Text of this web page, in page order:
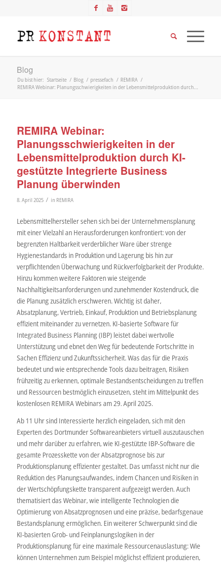
Blog
Du bist hier: Startseite / Blog / pressefach / REMIRA /
REMIRA Webinar: Planungsschwierigkeiten in der Lebensmittelproduktion durch...
REMIRA Webinar:
Planungsschwierigkeiten in der
Lebensmittelproduktion durch KI-
gestützte Integrierte Business
Planung überwinden
8. April 2025 / in REMIRA
Lebensmittelhersteller sehen sich bei der Unternehmensplanung
mit einer Vielzahl an Herausforderungen konfrontiert: von der
begrenzten Haltbarkeit verderblicher Ware über strenge
Hygienestandards in Produktion und Lagerung bis hin zur
verpflichtenden Überwachung und Rückverfolgbarkeit der Produkte.
Hinzu kommen weitere Faktoren wie steigende
Nachhaltigkeitsanforderungen und zunehmender Kostendruck, die
die Planung zusätzlich erschweren. Wichtig ist daher,
Absatzplanung, Vertrieb, Einkauf, Produktion und Betriebsplanung
effizient miteinander zu vernetzen. KI-basierte Software für
Integrated Business Planning (IBP) leistet dabei wertvolle
Unterstützung und ebnet den Weg für bedeutende Fortschritte in
Sachen Effizienz und Zukunftssicherheit. Was das für die Praxis
bedeutet und wie entsprechende Tools dazu beitragen, Risiken
frühzeitig zu erkennen, optimale Bestandsentscheidungen zu treffen
und Ressourcen bestmöglich einzusetzen, steht im Mittelpunkt des
kostenlosen REMIRA Webinars am 29. April 2025.
Ab 11 Uhr sind Interessierte herzlich eingeladen, sich mit den
Experten des Dortmunder Softwareanbieters virtuell auszutauschen
und mehr darüber zu erfahren, wie KI-gestützte IBP-Software die
gesamte Prozesskette von der Absatzprognose bis zur
Produktionsplanung effizienter gestaltet. Das umfasst nicht nur die
Reduktion des Planungsaufwandes, indem Chancen und Risiken in
der Wertschöpfungskette transparent aufgezeigt werden. Auch
thematisiert das Webinar, wie intelligente Technologien die
Optimierung von Absatzprognosen und eine präzise, bedarfsgenaue
Bestandsplanung ermöglichen. Ein weiterer Schwerpunkt sind die
KI-basierten Grob- und Feinplanungslogiken in der
Produktionsplanung für eine maximale Ressourcenauslastung: Wie
können Unternehmen zum Beispiel möglichst effizient produzieren,